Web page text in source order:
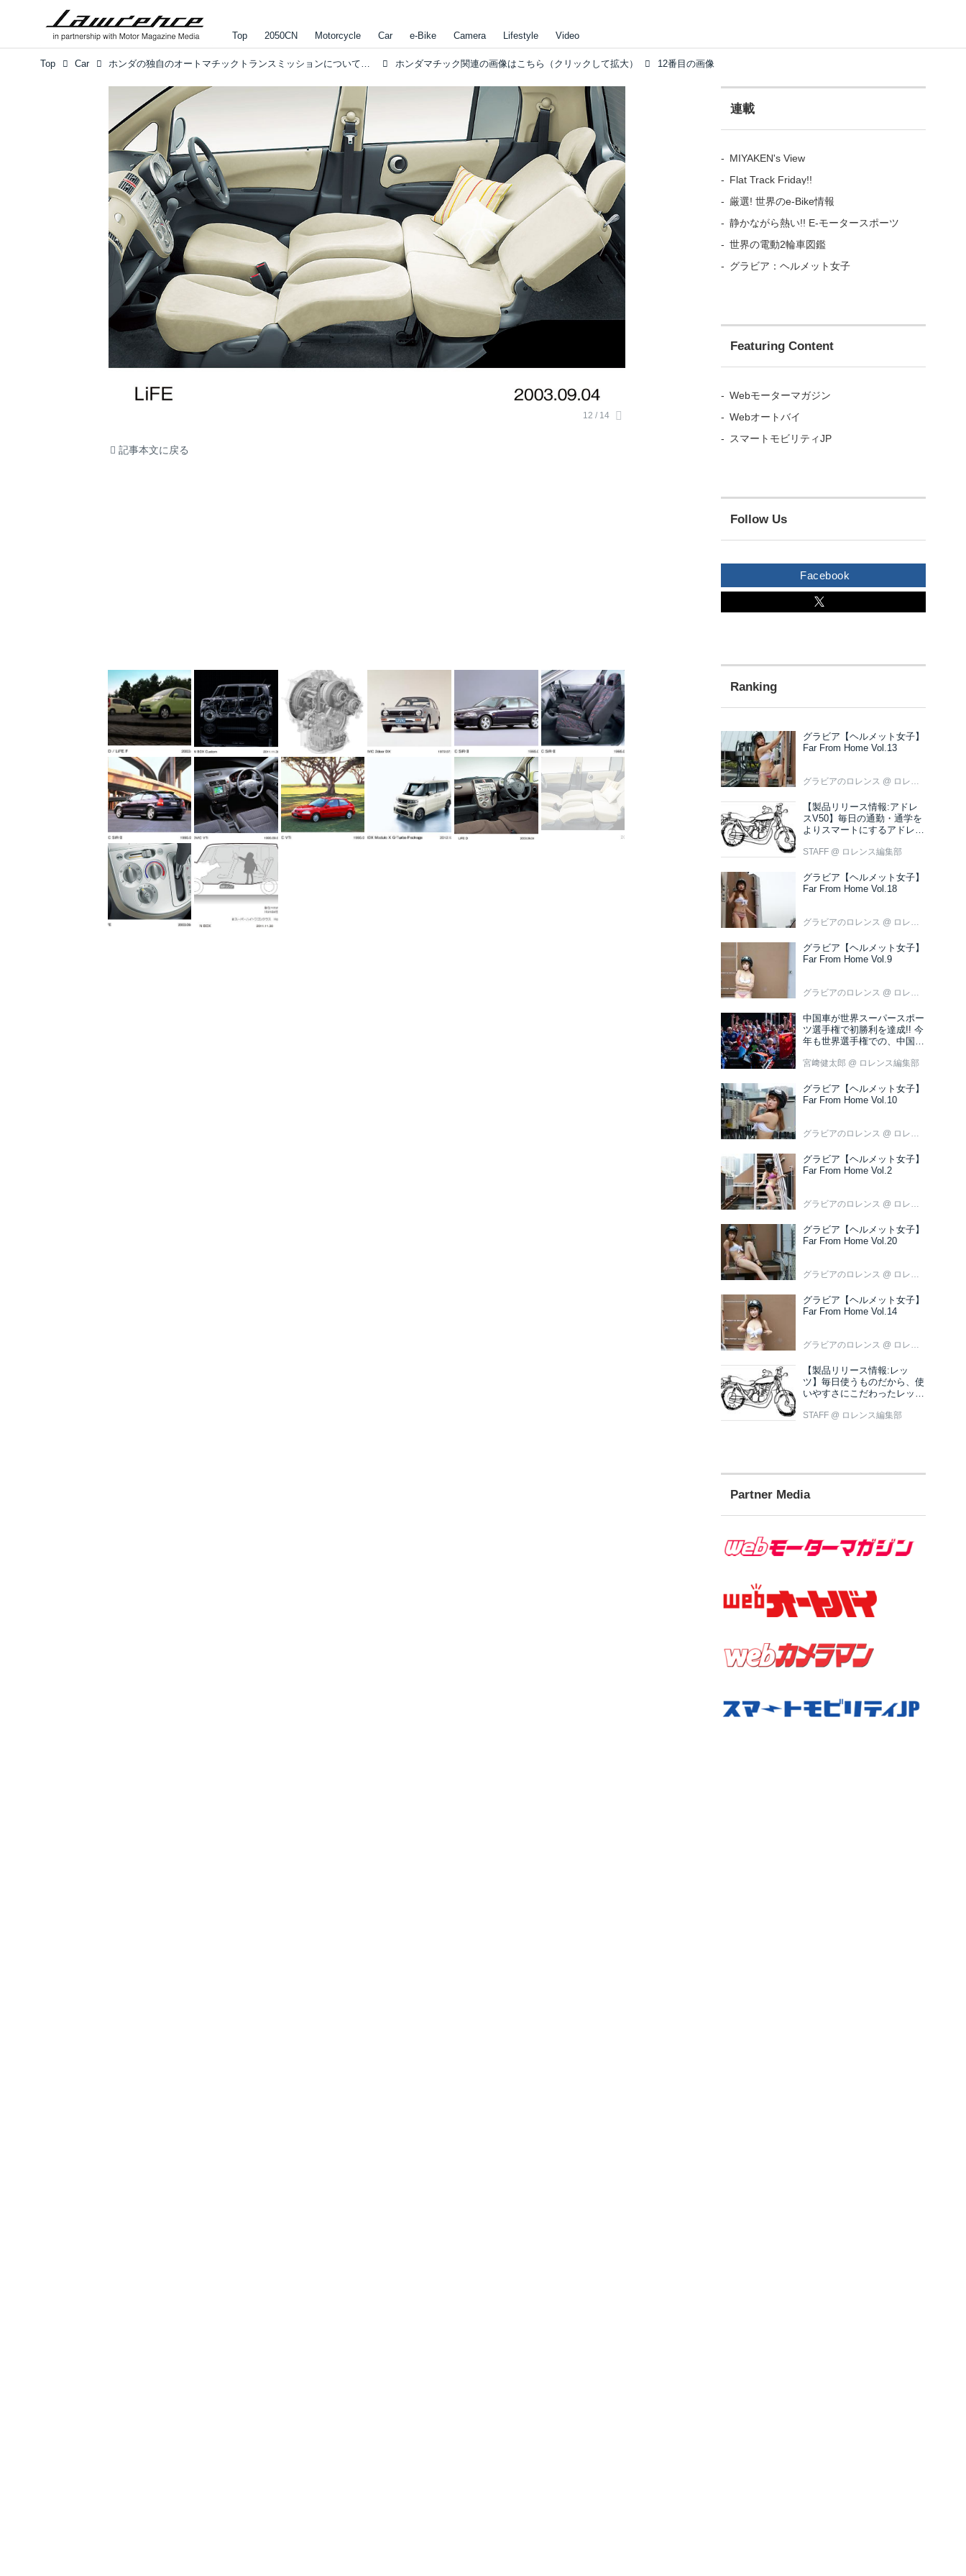
Top 2050CN Motorcycle Car e-Bike Camera Lifestyle Video
Top Car ホンダの独自のオートマチックトランスミッションについて【みんなの知らないホンダvol.8】 ホンダマチック関連の画像はこちら（クリックして拡大） 12番目の画像
記事本文に戻る
連載
MIYAKEN's View
Flat Track Friday!!
厳選! 世界のe-Bike情報
静かながら熱い!! E-モータースポーツ
世界の電動2輪車図鑑
グラビア：ヘルメット女子
Featuring Content
Webモーターマガジン
Webオートバイ
スマートモビリティJP
Follow Us
Facebook
グラビア【ヘルメット女子】
Far From Home Vol.13
グラビアのロレンス @ ロレンス編集部
【製品リリース情報:アドレ
スV50】毎日の通勤・通学を
よりスマートにするアドレス
STAFF @ ロレンス編集部
グラビア【ヘルメット女子】
Far From Home Vol.18
グラビアのロレンス @ ロレンス編集部
グラビア【ヘルメット女子】
Far From Home Vol.9
グラビアのロレンス @ ロレンス編集部
中国車が世界スーパースポー
ツ選手権で初勝利を達成!! 今
年も世界選手権での、中国車
宮﨑健太郎 @ ロレンス編集部
グラビア【ヘルメット女子】
Far From Home Vol.10
グラビアのロレンス @ ロレンス編集部
グラビア【ヘルメット女子】
Far From Home Vol.2
グラビアのロレンス @ ロレンス編集部
グラビア【ヘルメット女子】
Far From Home Vol.20
グラビアのロレンス @ ロレンス編集部
グラビア【ヘルメット女子】
Far From Home Vol.14
グラビアのロレンス @ ロレンス編集部
【製品リリース情報:レッ
ツ】毎日使うものだから、使
いやすさにこだわったレッツ
STAFF @ ロレンス編集部
Partner Media